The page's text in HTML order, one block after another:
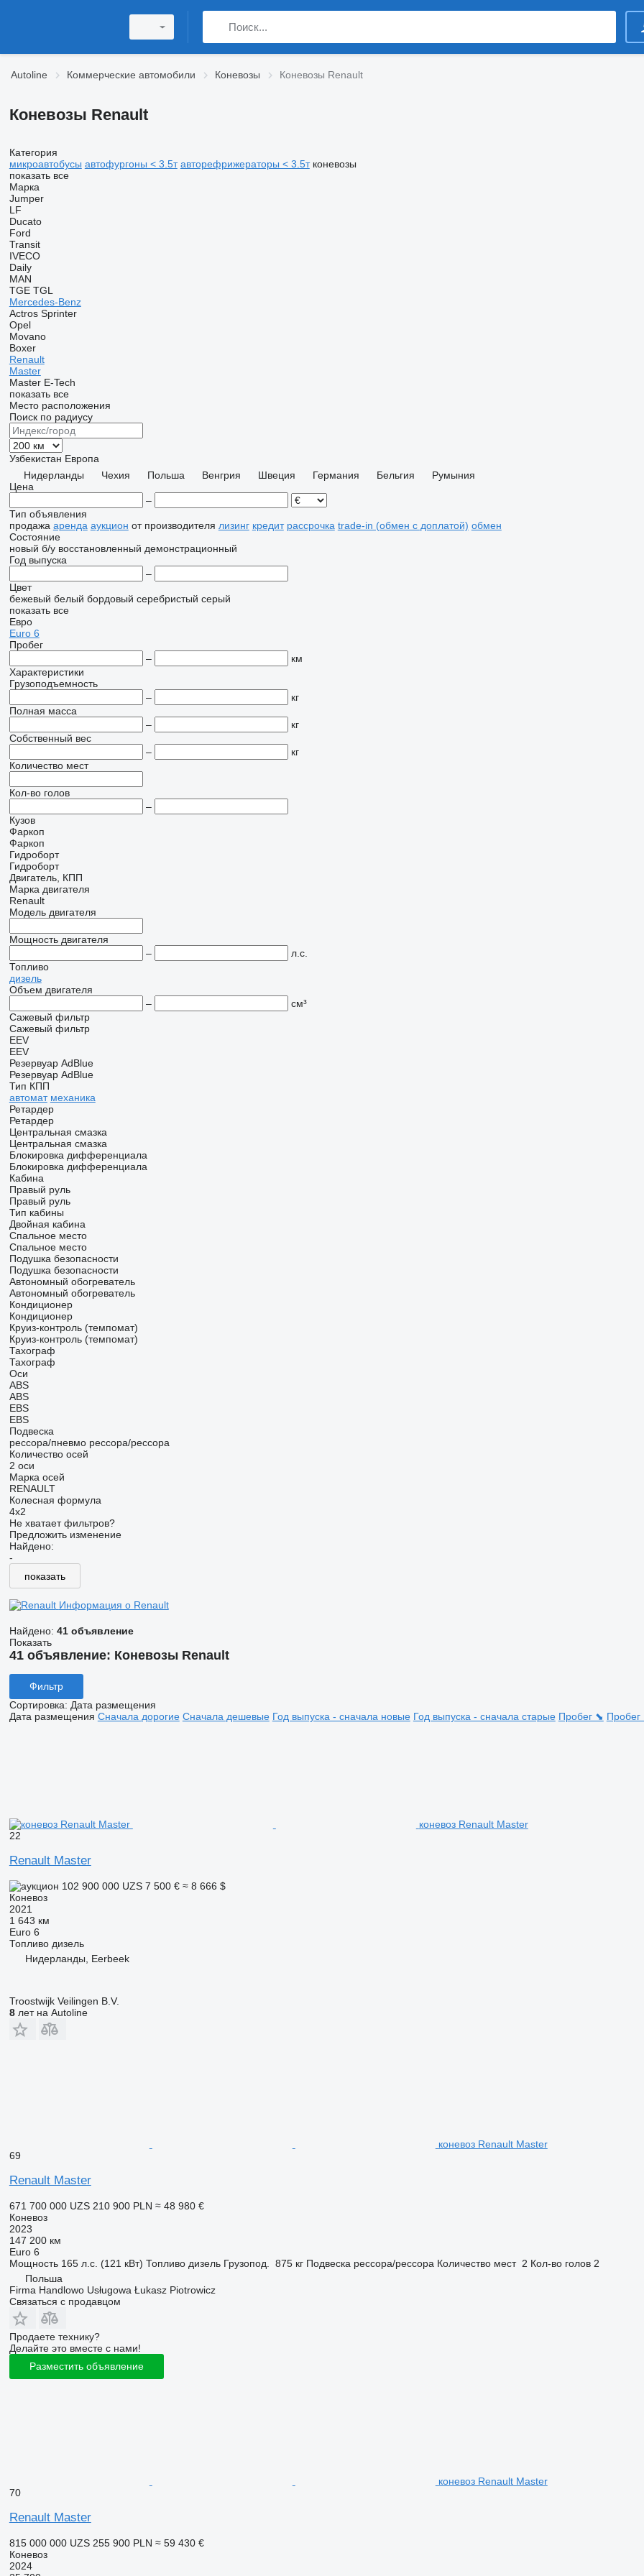
Autoline Коммерческие автомобили Коневозы Коневозы Renault
Коневозы Renault
Категория
микроавтобусы автофургоны < 3.5т авторефрижераторы < 3.5т коневозы
показать все
Марка
Jumper
LF
Ducato
Ford
Transit
IVECO
Daily
MAN
TGE TGL
Mercedes-Benz
Actros Sprinter
Opel
Movano
Boxer
Renault
Master
Master E-Tech
показать все
Место расположения
Поиск по радиусу
Узбекистан Европа
Нидерланды
Чехия Польша Венгрия Швеция Германия Бельгия
Румыния
Цена
–
Тип объявления
продажа аренда аукцион от производителя лизинг кредит рассрочка trade-in (обмен с доплатой) обмен
Состояние
новый б/у восстановленный демонстрационный
Год выпуска
–
Цвет
бежевый белый бордовый серебристый серый
показать все
Евро
Euro 6
Пробег
–
км
Характеристики
Грузоподъемность
–
кг
Полная масса
–
кг
Собственный вес
–
кг
Количество мест
Кол-во голов
–
Кузов
Фаркоп
Фаркоп
Гидроборт
Гидроборт
Двигатель, КПП
Марка двигателя
Renault
Модель двигателя
Мощность двигателя
–
л.с.
Топливо
дизель
Объем двигателя
–
см³
Сажевый фильтр
Сажевый фильтр
EEV
EEV
Резервуар AdBlue
Резервуар AdBlue
Тип КПП
автомат механика
Ретардер
Ретардер
Центральная смазка
Центральная смазка
Блокировка дифференциала
Блокировка дифференциала
Кабина
Правый руль
Правый руль
Тип кабины
Двойная кабина
Спальное место
Спальное место
Подушка безопасности
Подушка безопасности
Автономный обогреватель
Автономный обогреватель
Кондиционер
Кондиционер
Круиз-контроль (темпомат)
Круиз-контроль (темпомат)
Тахограф
Тахограф
Оси
ABS
ABS
EBS
EBS
Подвеска
рессора/пневмо рессора/рессора
Количество осей
2 оси
Марка осей
RENAULT
Колесная формула
4x2
Не хватает фильтров?
Предложить изменение
Найдено:
-
показать
Информация о Renault
Найдено: 41 объявление
Показать
41 объявление: Коневозы Renault
Фильтр
Сортировка: Дата размещения
Дата размещения Сначала дорогие Сначала дешевые Год выпуска - сначала новые Год выпуска - сначала старые Пробег ⬊
коневоз Renault Master
22
Renault Master
102 900 000 UZS 7 500 € ≈ 8 666 $
Коневоз
2021
1 643 км
Euro 6
Топливо дизель
Нидерланды, Eerbeek
Troostwijk Veilingen B.V.
8лет на Autoline
коневоз Renault Master
69
Renault Master
671 700 000 UZS 210 900 PLN ≈ 48 980 €
Коневоз
2023
147 200 км
Euro 6
Мощность 165 л.с. (121 кВт) Топливо дизель Грузопод. 875 кг Подвеска рессора/рессора Количество мест 2 Кол-во голов 2
Польша
Firma Handlowo Usługowa Łukasz Piotrowicz
Связаться с продавцом
Продаете технику?
Делайте это вместе с нами!
Разместить объявление
коневоз Renault Master
70
Renault Master
815 000 000 UZS 255 900 PLN ≈ 59 430 €
Коневоз
2024